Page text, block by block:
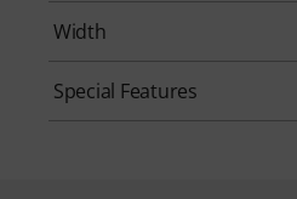
Width
Special Features